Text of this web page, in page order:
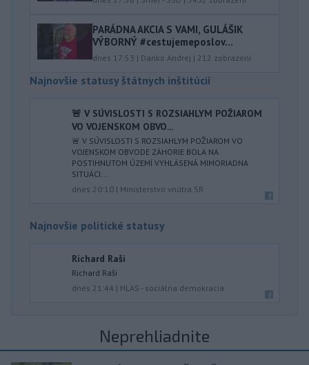
PARÁDNA AKCIA S VAMI, GULÁŠIK
VÝBORNÝ #cestujemeposlov...
dnes 17:53 | Danko Andrej | 212 zobrazení
Najnovšie statusy štátnych inštitúcií
🚨 V SÚVISLOSTI S ROZSIAHLYM POŽIAROM
VO VOJENSKOM OBVO...
🚨 V SÚVISLOSTI S ROZSIAHLYM POŽIAROM VO
VOJENSKOM OBVODE ZÁHORIE BOLA NA
POSTIHNUTOM ÚZEMÍ VYHLÁSENÁ MIMORIADNA
SITUÁCI...
dnes 20:10 | Ministerstvo vnútra SR
Najnovšie politické statusy
Richard Raši
Richard Raši
dnes 21:44 | HLAS - sociálna demokracia
Neprehliadnite